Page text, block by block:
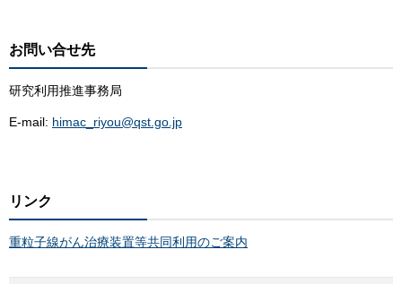
お問い合せ先
研究利用推進事務局
E-mail: himac_riyou@qst.go.jp
リンク
重粒子線がん治療装置等共同利用のご案内